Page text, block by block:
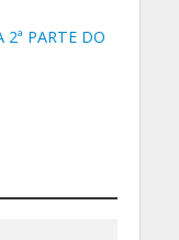
2ª PARTE DO